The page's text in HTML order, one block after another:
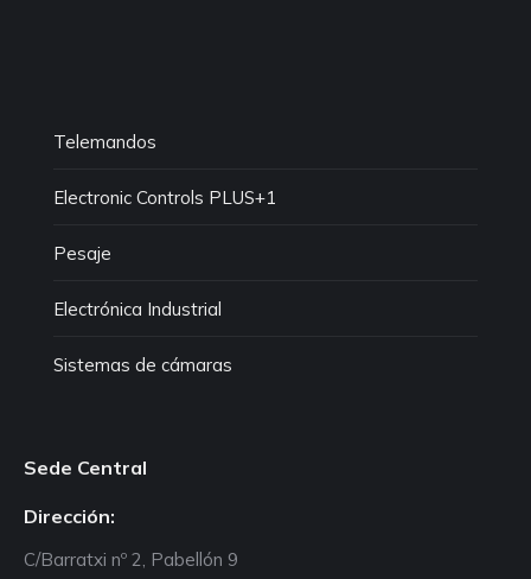
Telemandos
Electronic Controls PLUS+1
Pesaje
Electrónica Industrial
Sistemas de cámaras
Sede Central
Dirección:
C/Barratxi nº 2, Pabellón 9